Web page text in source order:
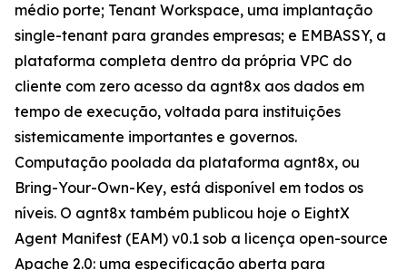
médio porte; Tenant Workspace, uma implantação
single-tenant para grandes empresas; e EMBASSY, a
plataforma completa dentro da própria VPC do
cliente com zero acesso da agnt8x aos dados em
tempo de execução, voltada para instituições
sistemicamente importantes e governos.
Computação poolada da plataforma agnt8x, ou
Bring-Your-Own-Key, está disponível em todos os
níveis. O agnt8x também publicou hoje o EightX
Agent Manifest (EAM) v0.1 sob a licença open-source
Apache 2.0: uma especificação aberta para